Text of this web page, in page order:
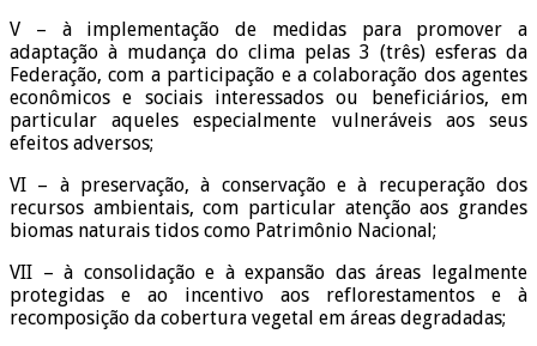
V – à implementação de medidas para promover a
adaptação à mudança do clima pelas 3 (três) esferas da
Federação, com a participação e a colaboração dos agentes
econômicos e sociais interessados ou beneficiários, em
particular aqueles especialmente vulneráveis aos seus
efeitos adversos;
VI – à preservação, à conservação e à recuperação dos
recursos ambientais, com particular atenção aos grandes
biomas naturais tidos como Patrimônio Nacional;
VII – à consolidação e à expansão das áreas legalmente
protegidas e ao incentivo aos reflorestamentos e à
recomposição da cobertura vegetal em áreas degradadas;